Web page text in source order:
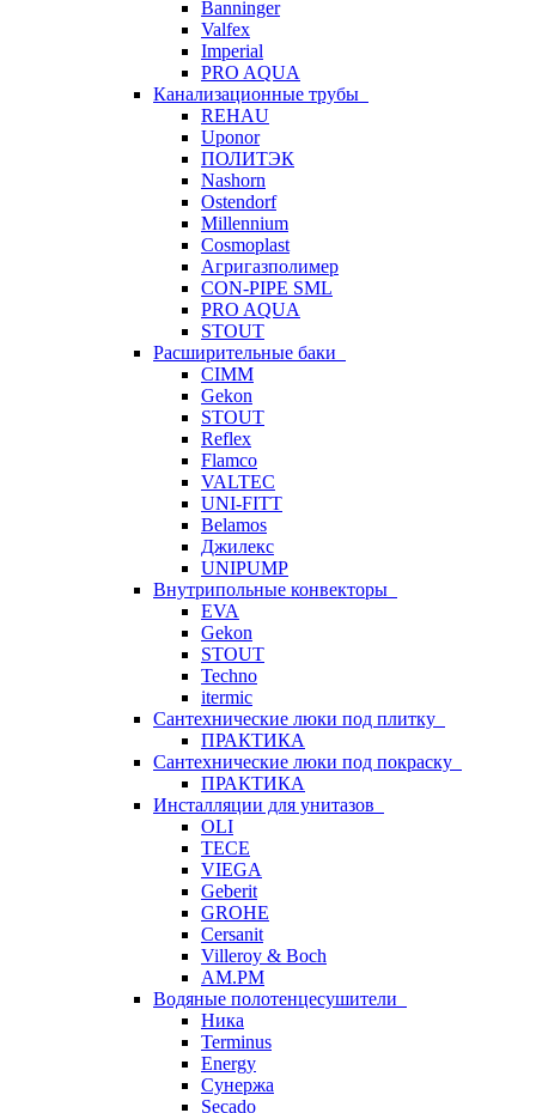
Banninger
Valfex
Imperial
PRO AQUA
Канализационные трубы
REHAU
Uponor
ПОЛИТЭК
Nashorn
Ostendorf
Millennium
Cosmoplast
Агригазполимер
CON-PIPE SML
PRO AQUA
STOUT
Расширительные баки
CIMM
Gekon
STOUT
Reflex
Flamco
VALTEC
UNI-FITT
Belamos
Джилекс
UNIPUMP
Внутрипольные конвекторы
EVA
Gekon
STOUT
Techno
itermic
Сантехнические люки под плитку
ПРАКТИКА
Сантехнические люки под покраску
ПРАКТИКА
Инсталляции для унитазов
OLI
TECE
VIEGA
Geberit
GROHE
Cersanit
Villeroy & Boch
AM.PM
Водяные полотенцесушители
Ника
Terminus
Energy
Сунержа
Secado